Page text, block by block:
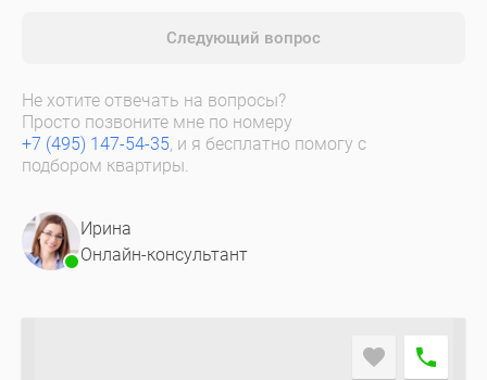
Следующий вопрос
Не хотите отвечать на вопросы?
Просто позвоните мне по номеру
+7 (495) 147-54-35, и я бесплатно помогу с
подбором квартиры.
Ирина
Онлайн-консультант